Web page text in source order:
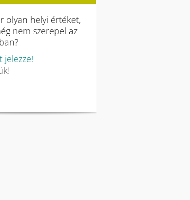
olyan helyi értéket,
nem szerepel az
jelezze!